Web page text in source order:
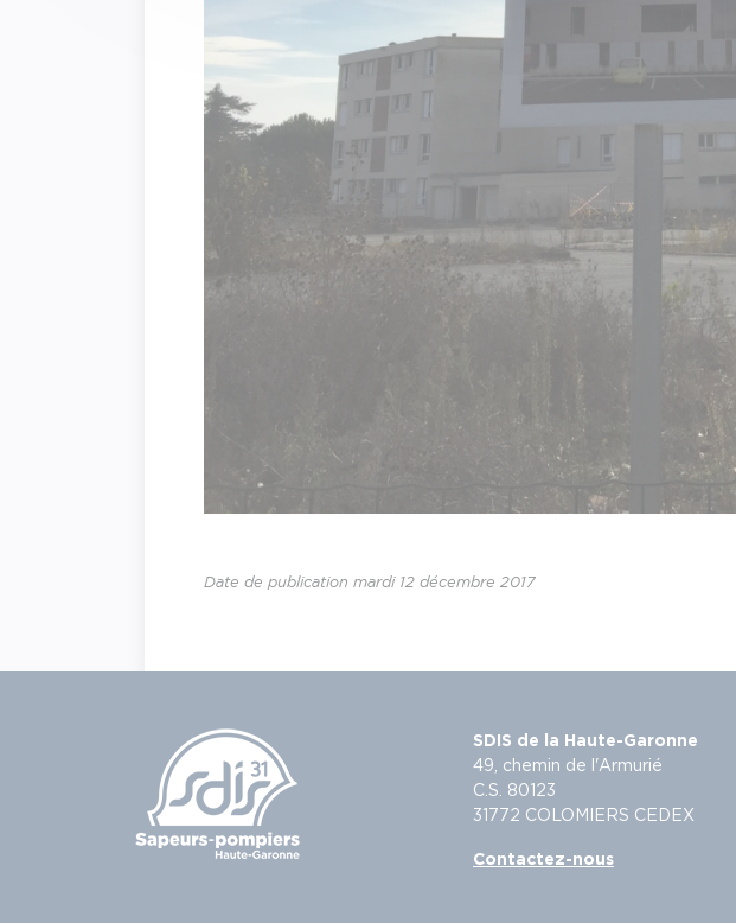
Date de publication mardi 12 décembre 2017
SDIS de la Haute-Garonne
49, chemin de l'Armurié
C.S. 80123
31772 COLOMIERS CEDEX
Contactez-nous